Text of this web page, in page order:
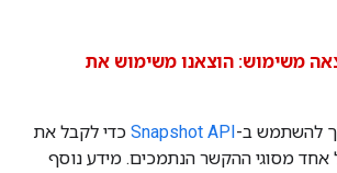
משימוש: הוצאנו משימוש את
להשתמש ב-Snapshot API כדי לקבל את
אחד מסוגי ההקשר הנתמכים. מידע נוסף